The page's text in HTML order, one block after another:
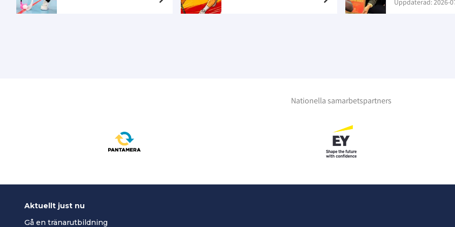
Uppdaterad: 2026-
Nationella samarbetspartners
Aktuellt just nu
Gå en tränarutbildning